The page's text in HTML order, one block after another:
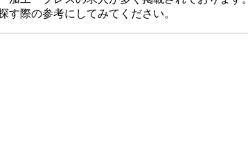
す際の参考にしてみてください。